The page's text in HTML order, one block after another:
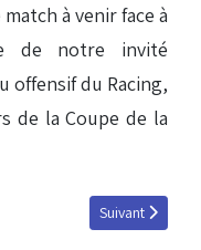
à venir face à
de notre invité
offensif du Racing,
de la Coupe de la
maintenant, c'est la
Article suivant :
Suivant